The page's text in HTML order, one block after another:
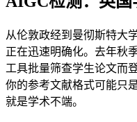
从伦敦政经到曼彻斯特大
正在迅速明确化。去年秋
工具批量筛查学生论文
你的参考文献格式可能只
就是学术不端。